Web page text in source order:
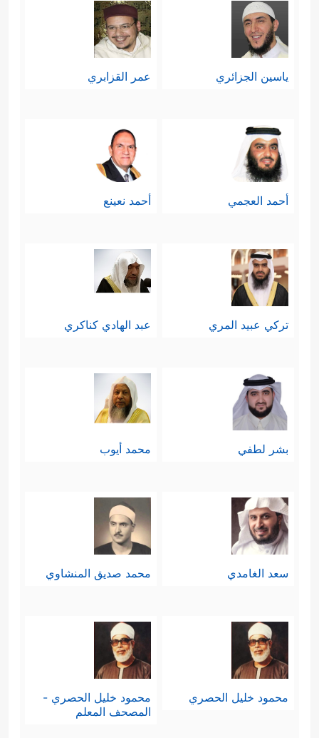
ياسين الجزائري عمر القزابري
أحمد العجمي أحمد نعينع
تركي عبيد المري عبد الهادي كناكري
بشر لطفي محمد أيوب
سعد الغامدي محمد صديق المنشاوي
محمود خليل الحصري
محمود خليل الحصري -
المصحف المعلم